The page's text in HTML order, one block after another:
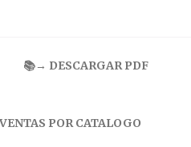
📚→ DESCARGAR PDF
VENTAS POR CATALOGO